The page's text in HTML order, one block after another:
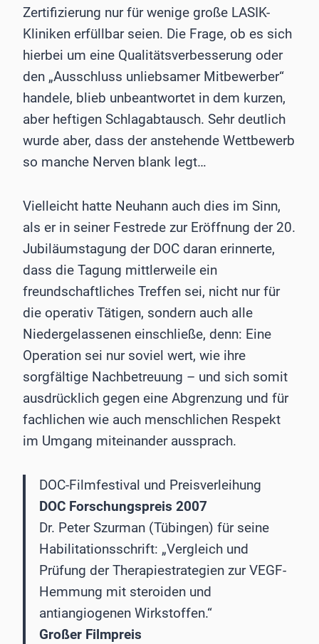
Zertifizierung nur für wenige große LASIK-
Kliniken erfüllbar seien. Die Frage, ob es sich
hierbei um eine Qualitätsverbesserung oder
den „Ausschluss unliebsamer Mitbewerber“
handele, blieb unbeantwortet in dem kurzen,
aber heftigen Schlagabtausch. Sehr deutlich
wurde aber, dass der anstehende Wettbewerb
so manche Nerven blank legt…
Vielleicht hatte Neuhann auch dies im Sinn,
als er in seiner Festrede zur Eröffnung der 20.
Jubiläumstagung der DOC daran erinnerte,
dass die Tagung mittlerweile ein
freundschaftliches Treffen sei, nicht nur für
die operativ Tätigen, sondern auch alle
Niedergelassenen einschließe, denn: Eine
Operation sei nur soviel wert, wie ihre
sorgfältige Nachbetreuung – und sich somit
ausdrücklich gegen eine Abgrenzung und für
fachlichen wie auch menschlichen Respekt
im Umgang miteinander aussprach.
DOC-Filmfestival und Preisverleihung
DOC Forschungspreis 2007
Dr. Peter Szurman (Tübingen) für seine
Habilitationsschrift: „Vergleich und
Prüfung der Therapiestrategien zur VEGF-
Hemmung mit steroiden und
antiangiogenen Wirkstoffen.“
Großer Filmpreis